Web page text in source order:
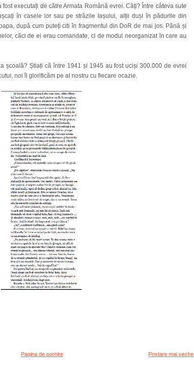
executați de către Armata Română evrei. Câți? Între câteva sute
în casele lor sau pe străzile Iașului, alții duși în pădurile din
după cum puteți citi în fragmentul din DoR de mai jos. Până și
căci de ei erau comandate, ci de modul neorganizat în care au
școală? Știați că între 1941 și 1945 au fost uciși 300.000 de evrei
noi îl glorificăm pe al nostru cu fiecare ocazie.
Postare mai veche
Pagina de pornire